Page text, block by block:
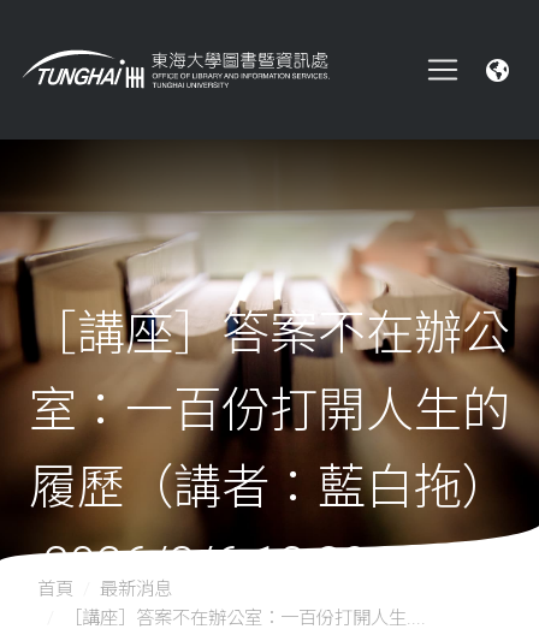
［講座］答案不在辦公
室：一百份打開人生的
履歷（講者：藍白拖）
2026/3/6 12:30-14:30
首頁
最新消息
［講座］答案不在辦公室：一百份打開人生....